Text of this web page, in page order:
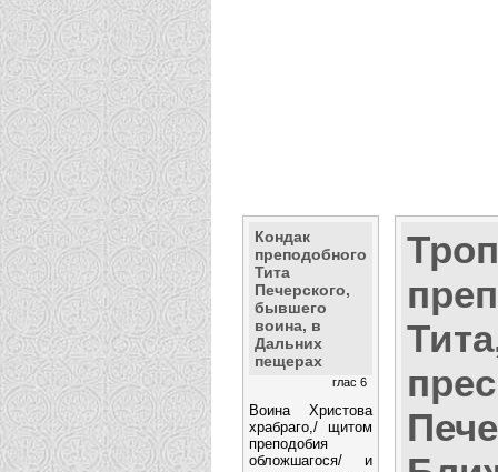
Кондак
преподобного
Тита
Печерского,
бывшего
воина, в
Дальних
пещерах
глас 6
Воина Христова
храбраго,/ щитом
преподобия
обложшагося/ и